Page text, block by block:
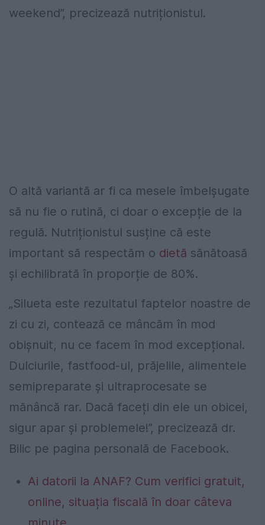
weekend”, precizează nutriționistul.
O altă variantă ar fi ca mesele îmbelșugate
să nu fie o rutină, ci doar o excepție de la
regulă. Nutriționistul susține că este
important să respectăm o dietă sănătoasă
și echilibrată în proporție de 80%.
„Silueta este rezultatul faptelor noastre de
zi cu zi, contează ce mâncăm în mod
obișnuit, nu ce facem în mod excepțional.
Dulciurile, fastfood-ul, prăjelile, alimentele
semipreparate și ultraprocesate se
mănâncă rar. Dacă faceți din ele un obicei,
sigur apar și problemele!”, precizează dr.
Bilic pe pagina personală de Facebook.
Ai datorii la ANAF? Cum verifici gratuit,
online, situația fiscală în doar câteva